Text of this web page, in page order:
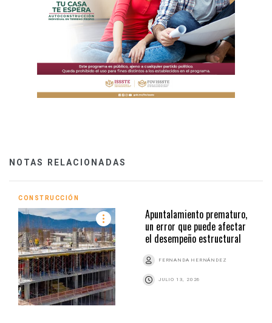
NOTAS RELACIONADAS
CONSTRUCCIÓN
Apuntalamiento prematuro,
un error que puede afectar
el desempeño estructural
FERNANDA HERNÁNDEZ
JULIO 13, 2026